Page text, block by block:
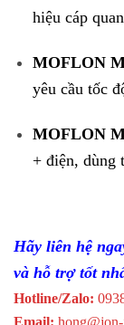
hiệu cáp
MOFLON
yêu cầu tốc
MOFLON
+ điện, dùng
Hãy liên hệ
và hỗ trợ tốt
Hotline/Zalo: